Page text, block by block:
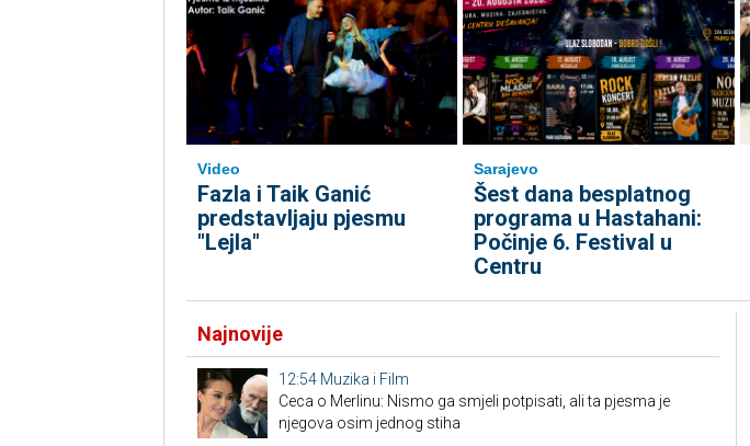
Video
Fazla i Taik Ganić
predstavljaju pjesmu
"Lejla"
Sarajevo
Šest dana besplatnog
programa u Hastahani:
Počinje 6. Festival u
Centru
Najnovije
12:54 Muzika i Film
Ceca o Merlinu: Nismo ga smjeli potpisati, ali ta pjesma je
njegova osim jednog stiha